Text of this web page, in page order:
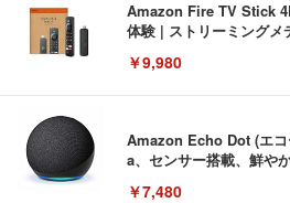
Amazon Fire TV Stick
体験 | ストリーミングメ
￥9,980
Amazon Echo Dot (エ
a、センサー搭載、鮮や
￥7,480